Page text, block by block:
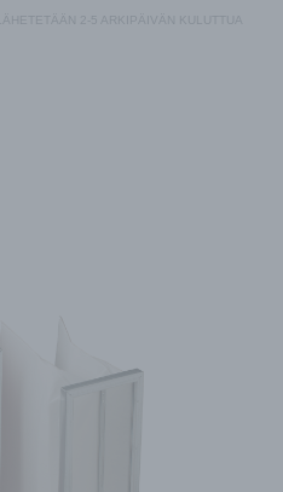
LÄHETETÄÄN 2-5 ARKIPÄIVÄN KULUTTUA